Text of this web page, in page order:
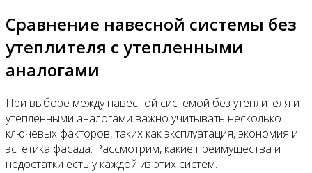
Сравнение навесной системы без
утеплителя с утепленными
аналогами
При выборе между навесной системой без утеплителя и
утепленными аналогами важно учитывать несколько
ключевых факторов, таких как эксплуатация, экономия и
эстетика фасада. Рассмотрим, какие преимущества и
недостатки есть у каждой из этих систем.